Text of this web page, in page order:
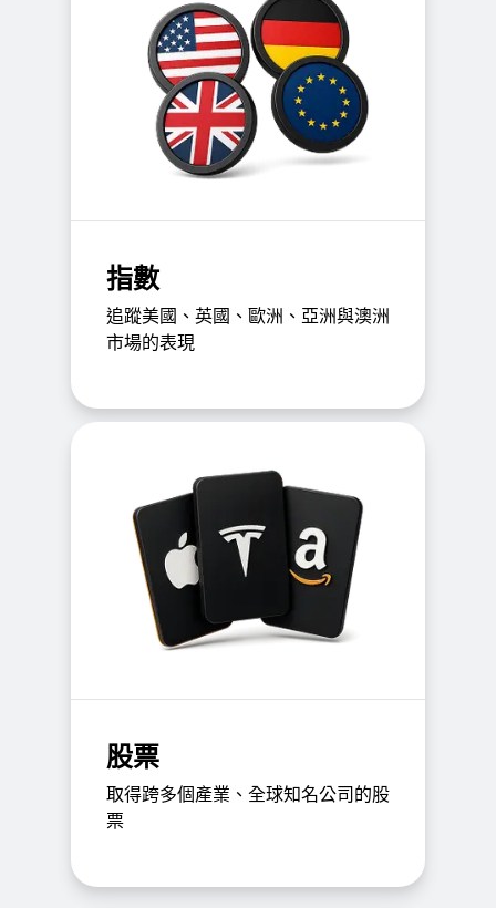
指數
追蹤美國、英國、歐洲、亞洲與澳洲
市場的表現
股票
取得跨多個產業、全球知名公司的股
票